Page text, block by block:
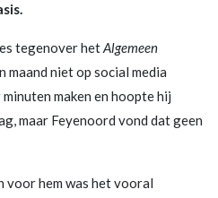
tegenover hetAlgemeen
maand niet op social media
maken en hoopte hij
maar Feyenoord vond dat geen
voor hem was het vooral